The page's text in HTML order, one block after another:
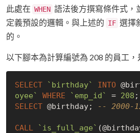
此處在 WHEN 語法後方撰寫條件式，
定義預設的邏輯。與上述的 IF 選擇
的。
以下腳本為計算編號為 208 的員工，
SELECT `birthday` INTO
oyee`
WHERE `emp_id` = 208
SELECT @birthday; -- 2000-
CALL `is_full_age`